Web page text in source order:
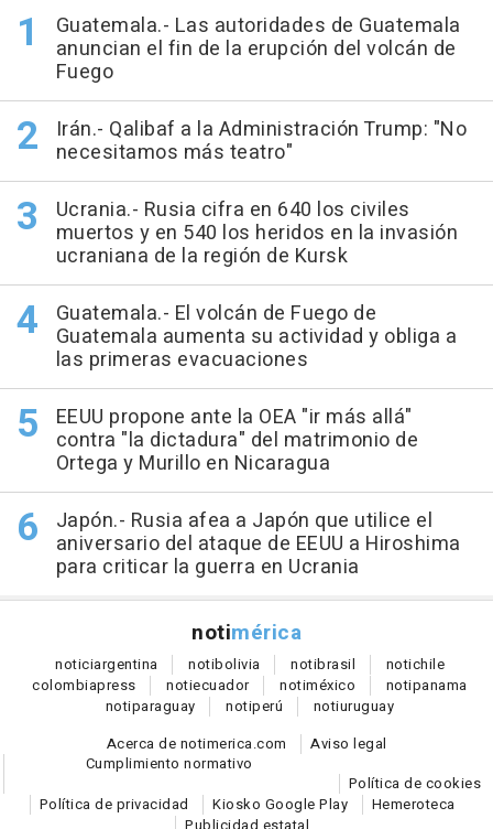
Guatemala.- Las autoridades de Guatemala
anuncian el fin de la erupción del volcán de
Fuego
Irán.- Qalibaf a la Administración Trump: "No
necesitamos más teatro"
Ucrania.- Rusia cifra en 640 los civiles
muertos y en 540 los heridos en la invasión
ucraniana de la región de Kursk
Guatemala.- El volcán de Fuego de
Guatemala aumenta su actividad y obliga a
las primeras evacuaciones
EEUU propone ante la OEA "ir más allá"
contra "la dictadura" del matrimonio de
Ortega y Murillo en Nicaragua
Japón.- Rusia afea a Japón que utilice el
aniversario del ataque de EEUU a Hiroshima
para criticar la guerra en Ucrania
notimérica
noticiargentina notibolivia notibrasil notichile
colombiapress notiecuador notiméxico notipanama
notiparaguay notiperú notiuruguay
Acerca de notimerica.com
Aviso legal
Cumplimiento normativo
Política de cookies
Política de privacidad
Kiosko Google Play
Hemeroteca